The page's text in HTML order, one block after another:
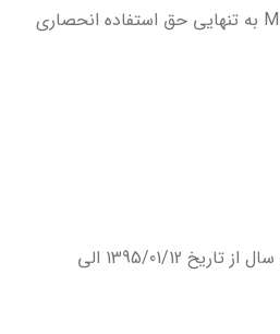
كلمات مهر آذين MEHR AZIN به تنهايي حق استفاده انحصاري
مدت اعتبار ثبت علامت : ده سال از تاريخ 1395/01/12 الي